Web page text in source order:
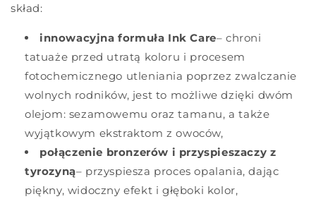
skład:
innowacyjna formuła Ink Care– chroni
tatuaże przed utratą koloru i procesem
fotochemicznego utleniania poprzez zwalczanie
wolnych rodników, jest to możliwe dzięki dwóm
olejom: sezamowemu oraz tamanu, a także
wyjątkowym ekstraktom z owoców,
połączenie bronzerów i przyspieszaczy z
tyrozyną– przyspiesza proces opalania, dając
piękny, widoczny efekt i głęboki kolor,